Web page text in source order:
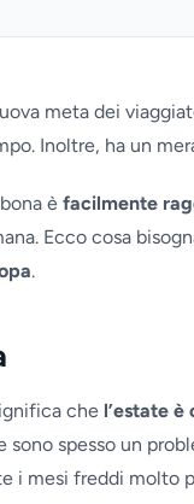
meta dei
Inoltre, ha un
è facilmente
Ecco cosa
.
che l’estate
spesso un
i mesi freddi molto